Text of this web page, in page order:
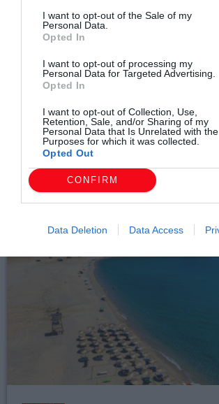
I want to opt-out of the Sale of my
Personal Data.
Opted In
I want to opt-out of processing my
Personal Data for Targeted Advertising.
Opted In
I want to opt-out of Collection, Use,
Retention, Sale, and/or Sharing of my
Personal Data that Is Unrelated with the
Purposes for which it was collected.
Opted Out
CONFIRM
Data Deletion Data Access
Τοπικά Νέα
ΕΛΛΗΝΙΚΟΣ ΕΡΥΘΡΟΣ ΣΤΑΥΡΟΣ-
ΠΕΡΙΦΕΡΕΙΑΚΟ ΤΜΗΜΑ
ΜΙΑ ΕΒΔΟΜΑΔΑ ΣΕ ΠΛΗΡΗ
ΕΠΙΧΕΙΡΗΣΙΑΚΗ ΕΤΟΙΜΟΤΗΤΑ
today 08/08/2026 11:47 ΜΜ